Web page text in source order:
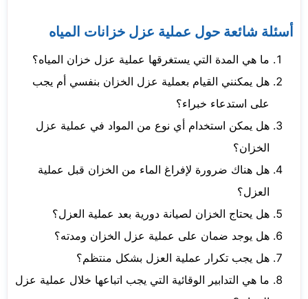
أسئلة شائعة حول عملية عزل خزانات المياه
ما هي المدة التي يستغرقها عملية عزل خزان المياه؟
هل يمكنني القيام بعملية عزل الخزان بنفسي أم يجب
على استدعاء خبراء؟
هل يمكن استخدام أي نوع من المواد في عملية عزل
الخزان؟
هل هناك ضرورة لإفراغ الماء من الخزان قبل عملية
العزل؟
هل يحتاج الخزان لصيانة دورية بعد عملية العزل؟
هل يوجد ضمان على عملية عزل الخزان ومدته؟
هل يجب تكرار عملية العزل بشكل منتظم؟
ما هي التدابير الوقائية التي يجب اتباعها خلال عملية عزل